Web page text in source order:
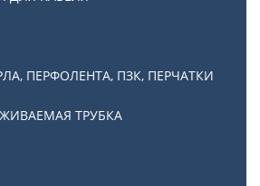
ПЕРФОЛЕНТА, ПЗК, ПЕРЧАТКИ
ТРУБКА